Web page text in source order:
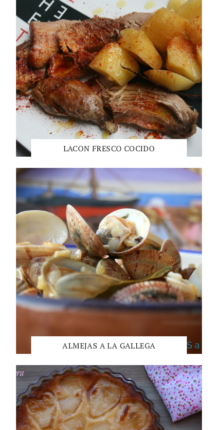
LACON FRESCO COCIDO
ALMEJAS A LA GALLEGA